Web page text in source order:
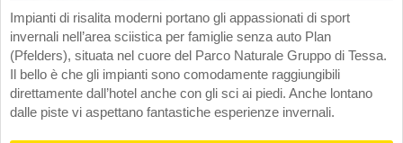
Impianti di risalita moderni portano gli appassionati di sport
invernali nell’area sciistica per famiglie senza auto Plan
(Pfelders), situata nel cuore del Parco Naturale Gruppo di Tessa.
Il bello è che gli impianti sono comodamente raggiungibili
direttamente dall’hotel anche con gli sci ai piedi. Anche lontano
dalle piste vi aspettano fantastiche esperienze invernali.